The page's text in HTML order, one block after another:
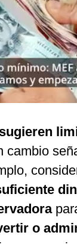
cambio
o